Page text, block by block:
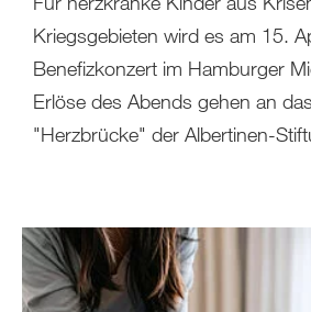
Kriegsgebieten wird es am 15.
Benefizkonzert im Hamburger
Erlöse des Abends gehen an
"Herzbrücke" der Albertinen-